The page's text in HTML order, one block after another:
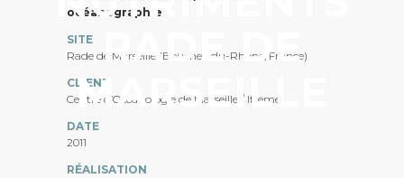
RADE DE
MARSEILLE
océanographie
SITE
Rade de Marseille (Bouches-du-Rhône, France)
CLIENT
Centre d’Océanologie de Marseille / Ifremer
DATE
2011
RÉALISATION